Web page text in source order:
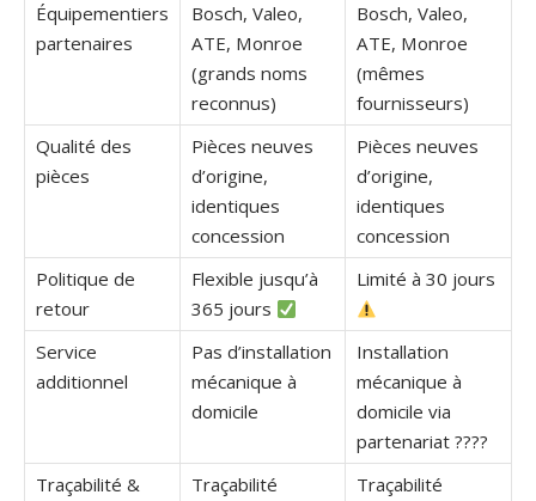
Équipementiers
partenaires
Bosch, Valeo,
ATE, Monroe
(grands noms
reconnus)
Bosch, Valeo,
ATE, Monroe
(mêmes
fournisseurs)
Qualité des
pièces
Pièces neuves
d’origine,
identiques
concession
Pièces neuves
d’origine,
identiques
concession
Politique de
retour
Flexible jusqu’à
365 jours
Limité à 30 jours
Service
additionnel
Pas d’installation
mécanique à
domicile
Installation
mécanique à
domicile via
partenariat ????
Traçabilité &
Traçabilité
Traçabilité